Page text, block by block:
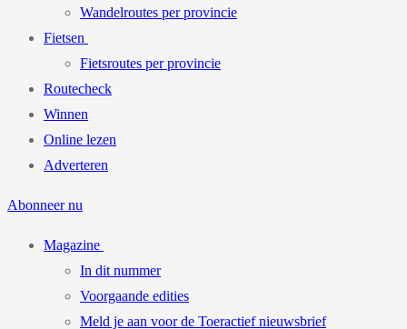
Wandelroutes per provincie
Fietsen
Fietsroutes per provincie
Routecheck
Winnen
Online lezen
Adverteren
Abonneer nu
Magazine
In dit nummer
Voorgaande edities
Meld je aan voor de Toeractief nieuwsbrief